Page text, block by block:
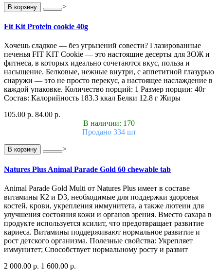
В корзину >
Fit Kit Protein cookie 40g
Хочешь сладкое — без угрызений совести? Глазированные
печенья FIT KIT Cookie — это настоящие десерты для ЗОЖ и
фитнеса, в которых идеально сочетаются вкус, польза и
насыщение. Белковые, нежные внутри, с аппетитной глазурью
снаружи — это не просто перекус, а настоящее наслаждение в
каждой упаковке. Количество порций: 1 Размер порции: 40г
Состав: Калорийность 183.3 ккал Белки 12.8 г Жиры
105.00 р. 84.00 р.
В наличии: 170
Продано 334 шт
В корзину >
Natures Plus Animal Parade Gold 60 chewable tab
Animal Parade Gold Multi от Natures Plus имеет в составе
витамины К2 и D3, необходимые для поддержки здоровья
костей, крови, укрепления иммунитета, а также лютеин для
улучшения состояния кожи и органов зрения. Вместо сахара в
продукте используется ксилит, что предотвращает развитие
кариеса. Витамины поддерживают нормальное развитие и
рост детского организма. Полезные свойства: Укрепляет
иммунитет; Способствует нормальному росту и развит
2 000.00 р. 1 600.00 р.